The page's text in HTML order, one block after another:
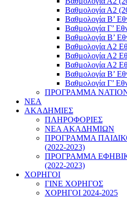
Βαθμολογία Α2
Βαθμολογία B’
Βαθμολογία Γ’
Βαθμολογία Β’
Βαθμολογία Α2
Βαθμολογία Α2
Βαθμολογία Α2
Βαθμολογία Β’
Βαθμολογία Γ’
ΠΡΟΓΡΑΜΜΑ
ΝΕΑ
ΑΚΑΔΗΜΙΕΣ
ΠΛΗΡΟΦΟΡΙΕΣ
ΝΕΑ ΑΚΑΔΗΜΙΩΝ
ΠΡΟΓΡΑΜΜΑ
(2022-2023)
ΠΡΟΓΡΑΜΜΑ
(2022-2023)
ΧΟΡΗΓΟΙ
ΓΙΝΕ ΧΟΡΗΓΟΣ
ΧΟΡΗΓΟΙ 2024-2025